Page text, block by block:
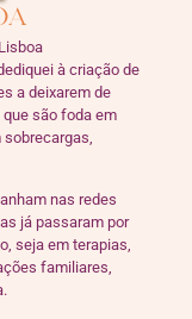
à criação de
a deixarem de
são foda em
nas redes
já passaram por
seja em terapias,
familiares,